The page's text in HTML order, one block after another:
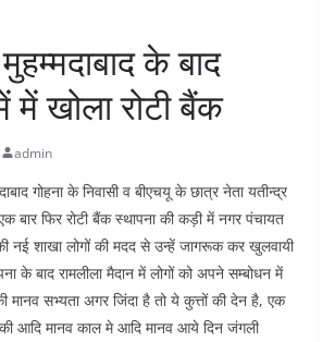
के बाद
में खोला रोटी बैंक
admin
गोहना के निवासी व बीएचयू के छात्र नेता यतीन्द्र
बार फिर रोटी बैंक स्थापना की कड़ी में नगर पंचायत
नई शाखा लोगों की मदद से उन्हें जागरूक कर खुलवायी
के बाद रामलीला मैदान में लोगों को अपने सम्बोधन में
मानव सभ्यता अगर जिंदा है तो ये कुत्तों की देन है, एक
आदि मानव काल मे आदि मानव आये दिन जंगली